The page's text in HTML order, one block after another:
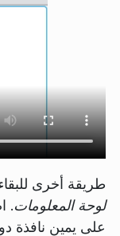
طريقة أخرى
لوحة المعلومات.
على يمين نافذة